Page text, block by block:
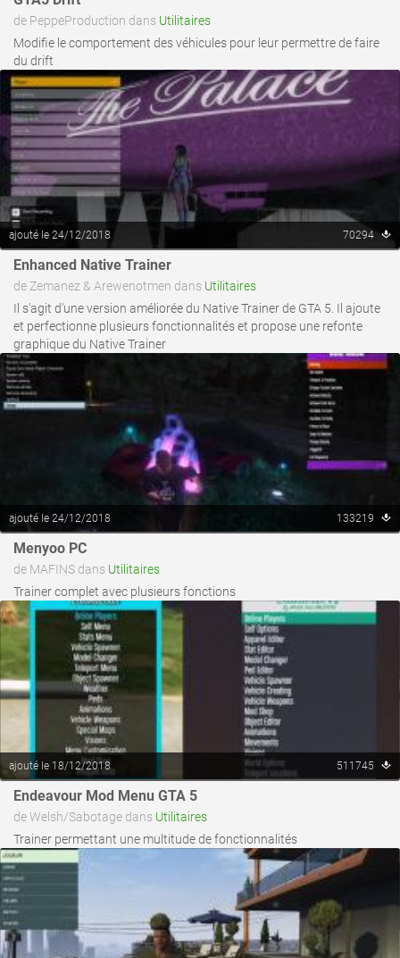
de PeppeProduction dans Utilitaires
Modifie le comportement des véhicules pour leur permettre de faire
du drift
ajouté le 24/12/2018 70294
Enhanced Native Trainer
de Zemanez & Arewenotmen dans Utilitaires
Il s'agit d'une version améliorée du Native Trainer de GTA 5. Il ajoute
et perfectionne plusieurs fonctionnalités et propose une refonte
graphique du Native Trainer
ajouté le 24/12/2018 133219
Menyoo PC
de MAFINS dans Utilitaires
Trainer complet avec plusieurs fonctions
voir ce fichier
ajouté le 18/12/2018 511745
Endeavour Mod Menu GTA 5
de Welsh/Sabotage dans Utilitaires
Trainer permettant une multitude de fonctionnalités